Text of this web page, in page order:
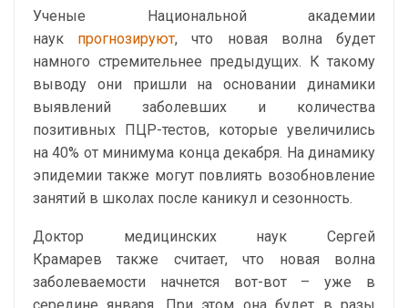
Ученые Национальной академии
наук прогнозируют, что новая волна будет
намного стремительнее предыдущих. К такому
выводу они пришли на основании динамики
выявлений заболевших и количества
позитивных ПЦР-тестов, которые увеличились
на 40% от минимума конца декабря. На динамику
эпидемии также могут повлиять возобновление
занятий в школах после каникул и сезонность.
Доктор медицинских наук Сергей
Крамарев также считает, что новая волна
заболеваемости начнется вот-вот – уже в